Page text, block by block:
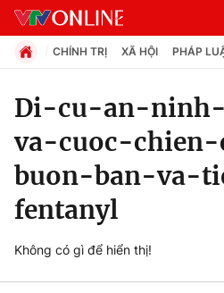
Chuyên mục
Chính trị
Pháp luật
CHÍNH TRỊ XÃ HỘI PHÁP
Di-cu-an-
va-cuoc-
buon-ban-va-
fentanyl
Không có gì để hiển thị!